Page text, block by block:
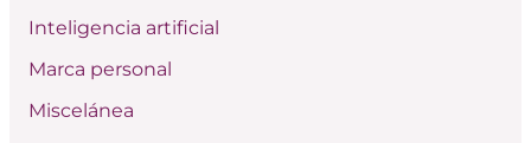
:Inteligencia artificial
Marca personal
Miscelánea